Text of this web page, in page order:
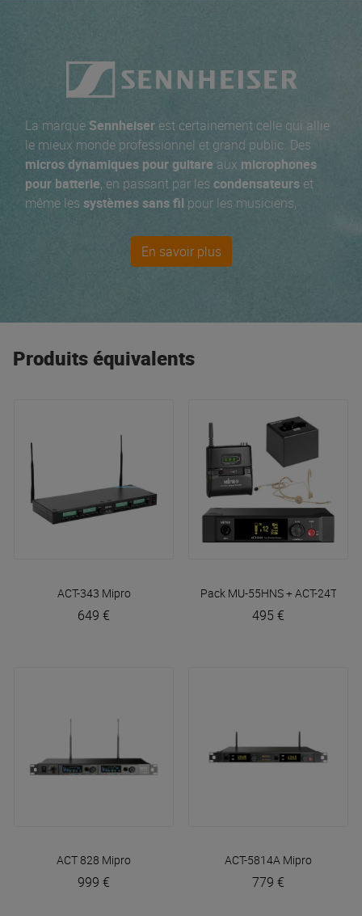
La marque Sennheiser est certainement celle qui allie
le mieux monde professionnel et grand public. Des
micros dynamiques pour guitare aux microphones
pour batterie, en passant par les condensateurs et
même les systèmes sans fil pour les musiciens,
micros pour instruments. Depuis les
la série E, la série haut de gamme des
microsXSW, lecasque DJHD 25 et pour les
En savoir plus
Produits équivalents
ACT-343 Mipro
649 €
Pack MU-55HNS + ACT-24TC
495 €
ACT 828 Mipro
999 €
ACT-5814A Mipro
779 €